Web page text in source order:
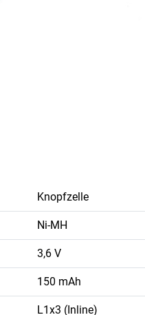
Knopfzelle
Ni-MH
3,6 V
150 mAh
L1x3 (Inline)